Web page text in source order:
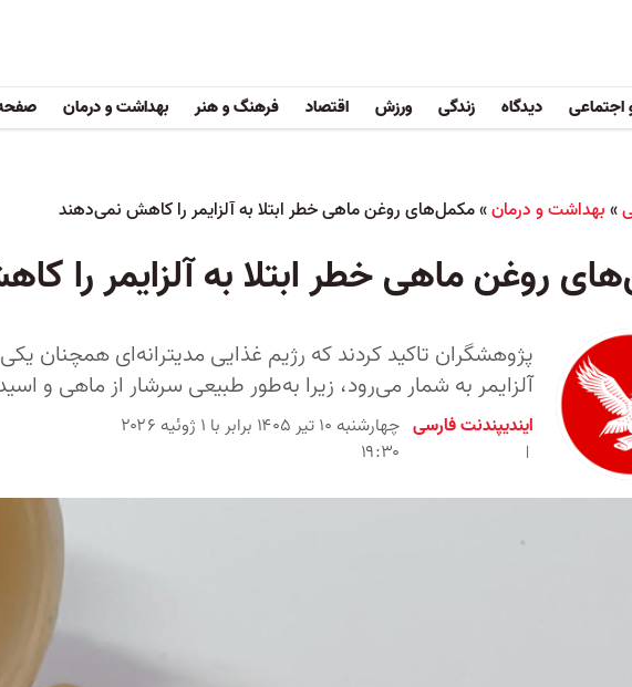
دیدگاه زندگی ورزش اقتصاد فرهنگ و هنر بهداشت و درمان
»بهداشت و درمان»مکمل‌های روغن ماهی خطر ابتلا به آلزایمر را کاهش نمی‌دهند
روغن ماهی خطر ابتلا به آلزایمر را
پژوهشگران تاکید کردند که رژیم غذایی مدیترانه‌ای همچنان
آلزایمر به شمار می‌رود، زیرا به‌طور طبیعی سرشار از ماهی و
ایندیپندنت فارسی
چهارشنبه ۱۰ تیر ۱۴۰۵ برابر با ۱ ژوئیه ۲۰۲۶
۱۹:۳۰